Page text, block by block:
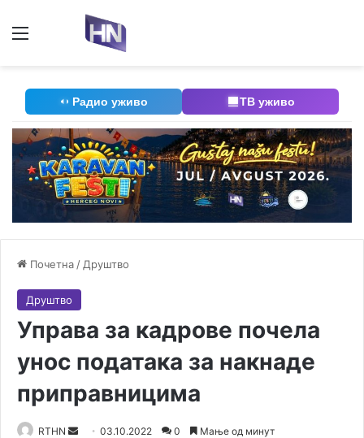
Мени
Радио уживо ТВ уживо
Почетна / Друштво
Друштво
Управа за кадрове почела
унос података за накнаде
приправницима
RTHN
Send03.10.2022 0 Мање од минут